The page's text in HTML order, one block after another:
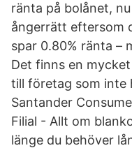
ränta på bolånet,
ångerrätt eftersom
spar 0.80% ränta –
Det finns en
till företag som inte
Santander
Filial - Allt om
länge du behöver